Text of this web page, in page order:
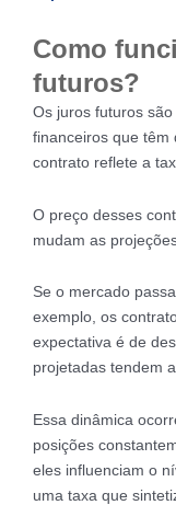
Como
futuros?
Os juros futuros
financeiros que têm
contrato reflete a
O preço desses
mudam as
Se o mercado
exemplo, os
expectativa é de
projetadas tendem a
Essa dinâmica
posições
eles influenciam o
uma taxa que